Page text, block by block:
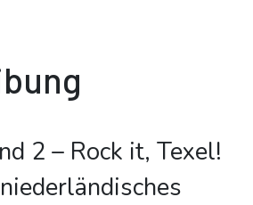
2 – Rock it, Texel!